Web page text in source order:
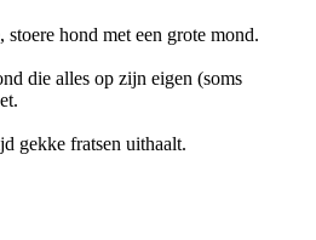
hond met een grote mond.
die alles op zijn eigen (soms
gekke fratsen uithaalt.